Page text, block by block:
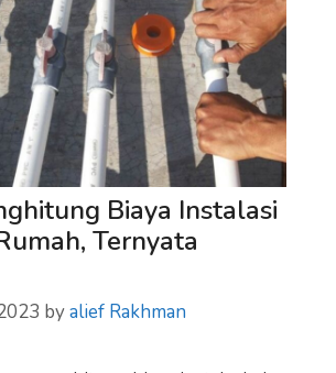
Biaya Instalasi
Ternyata
byalief Rakhman